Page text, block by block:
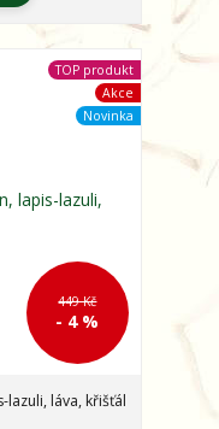
TOP produkt
Akce
Novinka
449 Kč
- 4 %
láva, křišťál